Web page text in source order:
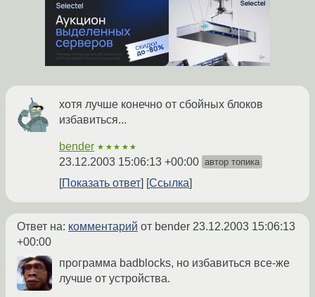
хотя лучше конечно от сбойных блоков
избавиться...
bender ★★★★★
23.12.2003 15:06:13 +00:00 автор топика
Показать ответ Ссылка
Ответ на: комментарий от bender 23.12.2003 15:06:13
+00:00
программа badblocks, но избавиться все-же
лучше от устройства.